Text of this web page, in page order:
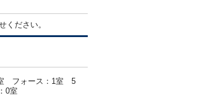
ください。
フォース：1室 5
0室